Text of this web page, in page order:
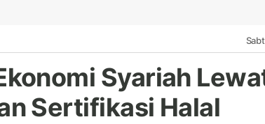
Syariah
Sertifikasi Halal